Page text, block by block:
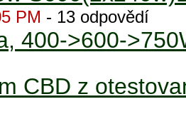
PM - 13 odpovědí
400->600-
CBD z